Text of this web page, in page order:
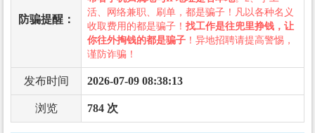
防骗提醒：
活、网络兼职、刷单，都是骗子！凡以各种名义
收取费用的都是骗子！ 找工作是往兜里挣钱，让
你往外掏钱的都是骗子 ！异地招聘请提高警惕，
谨防诈骗！
发布时间 2026-07-09 08:38:13
浏览 784 次